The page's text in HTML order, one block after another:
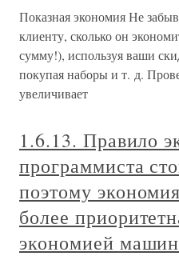
Показная экономия Не
клиенту, сколько он
сумму!), используя ваши
покупая наборы и т. д.
увеличивает
1.6.13. Правило
программиста
поэтому
более
экономией